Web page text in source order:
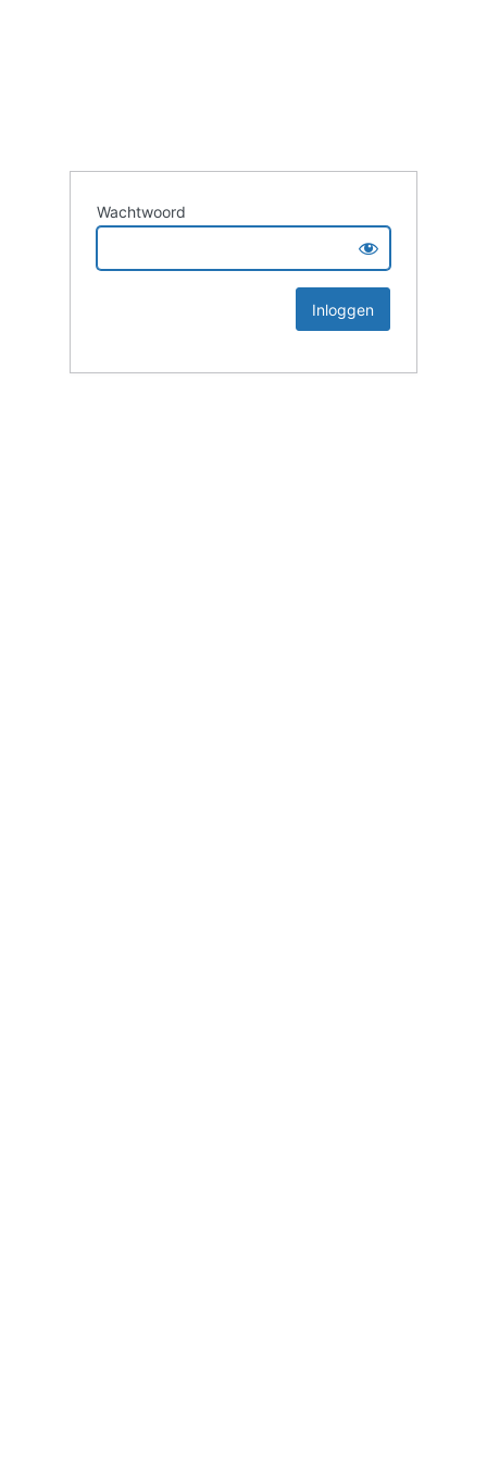
Wachtwoord